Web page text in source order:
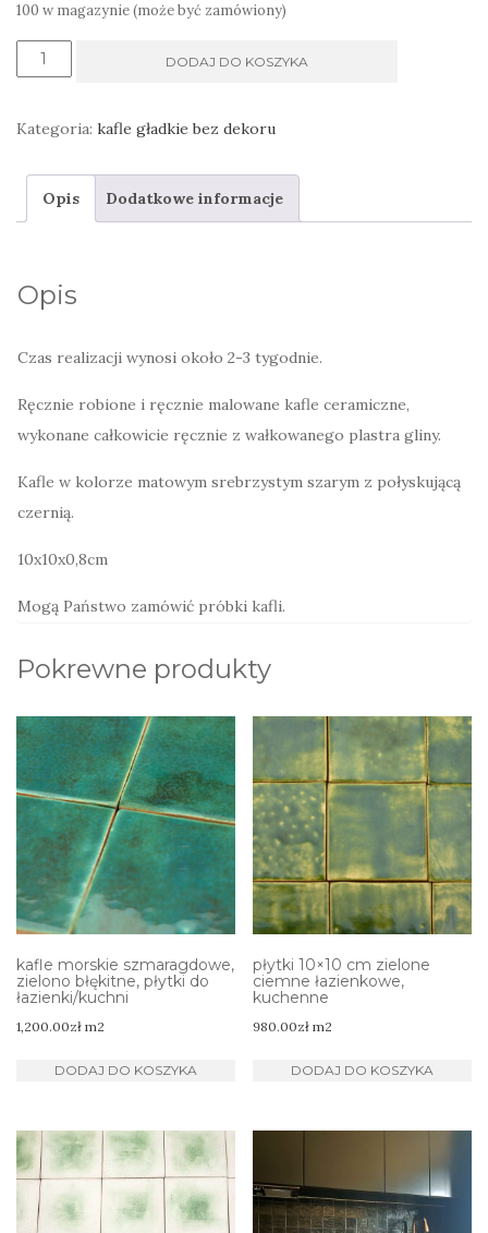
100 w magazynie (może być zamówiony)
ilość
metaliczne
płytki
łazienki
szarościach,
DODAJ DO KOSZYKA
Kategoria: kafle gładkie bez dekoru
Opis Dodatkowe informacje
Opis
Czas realizacji wynosi około 2-3 tygodnie.
Ręcznie robione i ręcznie malowane kafle ceramiczne,
wykonane całkowicie ręcznie z wałkowanego plastra gliny.
Kafle w kolorze matowym srebrzystym szarym z połyskującą
czernią.
10x10x0,8cm
Mogą Państwo zamówić próbki kafli.
Pokrewne produkty
kafle morskie szmaragdowe,
zielono błękitne, płytki do
łazienki/kuchni
1,200.00zł m2
DODAJ DO KOSZYKA
płytki 10×10 cm zielone
ciemne łazienkowe,
kuchenne
980.00zł m2
DODAJ DO KOSZYKA